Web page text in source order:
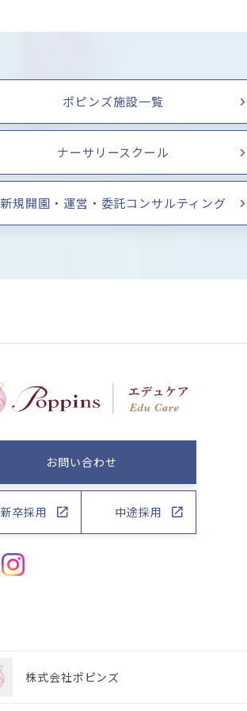
ポピンズ施設一覧
ナーサリースクール
新規開園・運営・委託コンサルティング
お問い合わせ
新卒採用 中途採用
株式会社ポピンズ